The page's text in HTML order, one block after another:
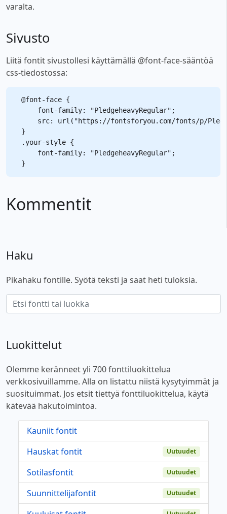
varalta.
Sivusto
Liitä fontit sivustollesi käyttämällä @font-face-sääntöä
css-tiedostossa:
@font-face {
    font-family: "PledgeheavyRegular";
src: url("https://fontsforyou.com/fonts/p/
}
.your-style {
    font-family: "PledgeheavyRegular";
Kommentit
Haku
Pikahaku fontille. Syötä teksti ja saat heti tuloksia.
Luokittelut
Olemme keränneet yli 700 fonttiluokittelua
verkkosivuillamme. Alla on listattu niistä kysytyimmät ja
suosituimmat. Jos etsit tiettyä fonttiluokittelua, käytä
kätevää hakutoimintoa.
Kauniit fontit
Hauskat fontit
Uutuudet
Sotilasfontit Uutuudet
Suunnittelijafontit Uutuudet